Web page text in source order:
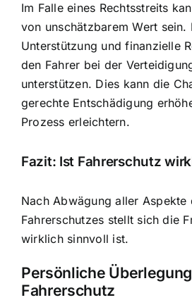
Im Falle eines Rechtsstreits
von unschätzbarem Wert
Unterstützung und finanzielle
den Fahrer bei der
unterstützen. Dies kann die
gerechte Entschädigung
Prozess erleichtern.
Fazit: Ist Fahrerschutz
Nach Abwägung aller Aspekte
Fahrerschutzes stellt sich die
wirklich sinnvoll ist.
Persönliche
Fahrerschutz